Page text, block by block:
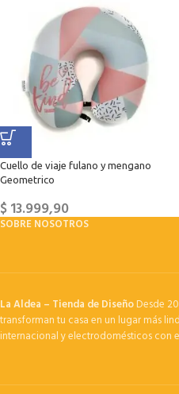
Cuello de viaje fulano y mengano
Geometrico
$13.999,90
SOBRE NOSOTROS
La Aldea – Tienda de DiseñoDesde
transforman tu casa en un lugar más
internacional y electrodomésticos con